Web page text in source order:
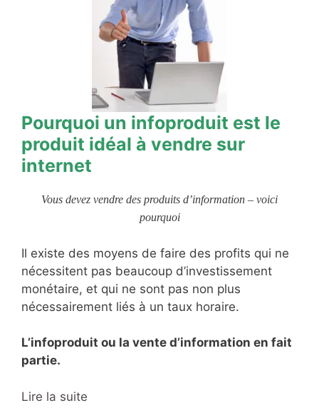
Pourquoi un infoproduit est le
produit idéal à vendre sur
internet
Vous devez vendre des produits d’information – voici
pourquoi
Il existe des moyens de faire des profits qui ne
nécessitent pas beaucoup d’investissement
monétaire, et qui ne sont pas non plus
nécessairement liés à un taux horaire.
L’infoproduit ou la vente d’information en fait
partie.
Lire la suite